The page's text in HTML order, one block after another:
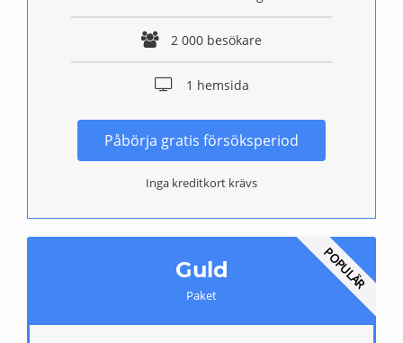
2 000 besökare
1 hemsida
Påbörja gratis försöksperiod
Inga kreditkort krävs
Guld
Paket
POPULÄR